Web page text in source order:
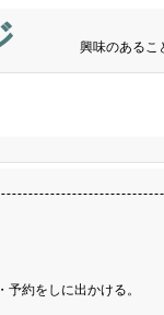
興味のあるこ
約をしに出かける。